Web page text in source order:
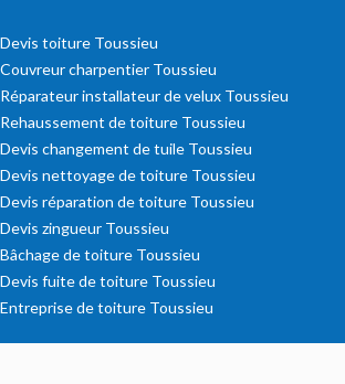
Devis toiture Toussieu
Couvreur charpentier Toussieu
Réparateur installateur de velux Toussieu
Rehaussement de toiture Toussieu
Devis changement de tuile Toussieu
Devis nettoyage de toiture Toussieu
Devis réparation de toiture Toussieu
Devis zingueur Toussieu
Bâchage de toiture Toussieu
Devis fuite de toiture Toussieu
Entreprise de toiture Toussieu